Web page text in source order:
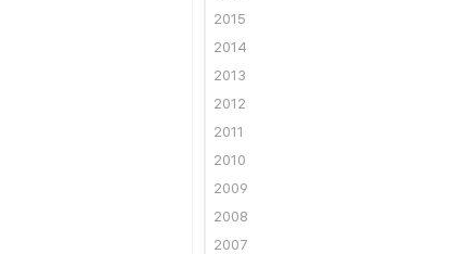
2015
2014
2013
2012
2011
2010
2009
2008
2007